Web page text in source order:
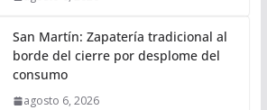
San Martín: Zapatería tradicional al
borde del cierre por desplome del
consumo
agosto 6, 2026